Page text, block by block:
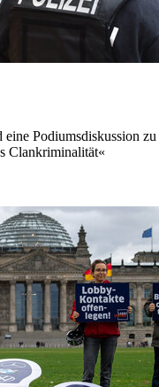
Podiumsdiskussion zu
Clankriminalität«